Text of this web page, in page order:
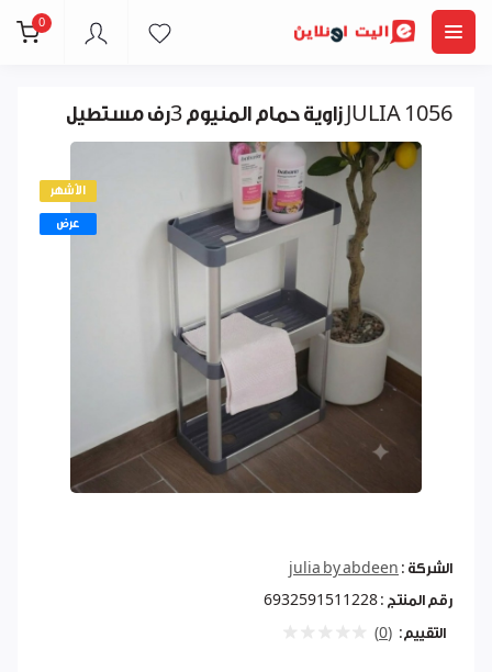
0
زاوية حمام المنيوم 3رف مستطيل JULIA 1056
الأشهر
عرض
الشركة : julia by abdeen
رقم المنتج : 6932591511228
التقييم: (0)